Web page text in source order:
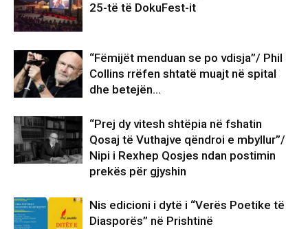
25-të të DokuFest-it
“Fëmijët menduan se po vdisja”/ Phil
Collins rrëfen shtatë muajt në spital
dhe betejën…
“Prej dy vitesh shtëpia në fshatin
Qosaj të Vuthajve qëndroi e mbyllur”/
Nipi i Rexhep Qosjes ndan postimin
prekës për gjyshin
Nis edicioni i dytë i “Verës Poetike të
Diasporës” në Prishtinë